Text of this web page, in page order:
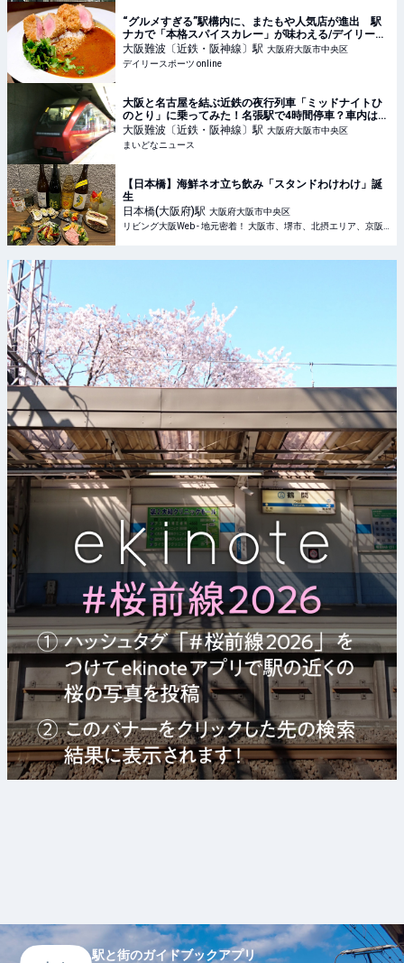
“グルメすぎる”駅構内に、またもや人気店が進出 駅
ナカで「本格スパイスカレー」が味わえる/デイリース
ポーツ online
大阪難波〔近鉄・阪神線〕駅 大阪府大阪市中央区
デイリースポーツ online
大阪と名古屋を結ぶ近鉄の夜行列車「ミッドナイトひ
のとり」に乗ってみた！名張駅で4時間停車？車内は深
夜も減光なし？謎めいた実態に迫る｜まいどなニュー
ス
大阪難波〔近鉄・阪神線〕駅 大阪府大阪市中央区
まいどなニュース
【日本橋】海鮮ネオ立ち飲み「スタンドわけわけ」誕
生
日本橋(大阪府)駅 大阪府大阪市中央区
駅と街のガイドブックアプリ